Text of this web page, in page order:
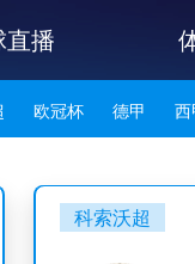
播
欧冠杯 德甲 西
科索沃超